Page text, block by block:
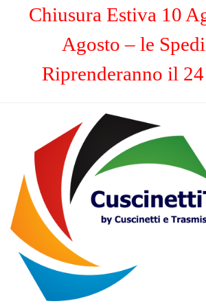
Chiusura Estiva 10
Agosto – le
Riprenderanno il